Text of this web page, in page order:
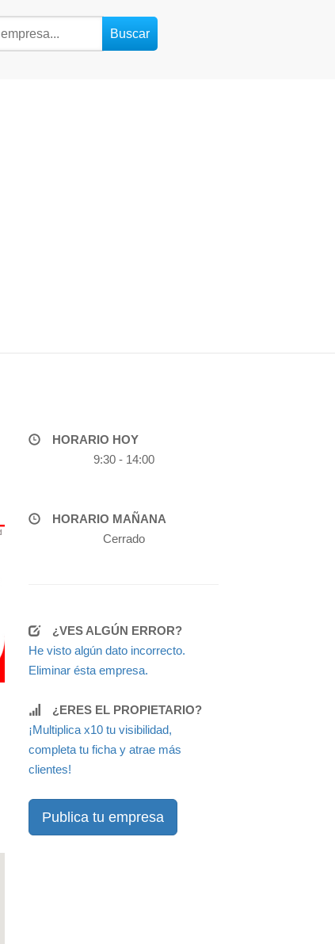
HORARIO HOY
9:30 - 14:00
HORARIO MAÑANA
Cerrado
¿VES ALGÚN ERROR?
He visto algún dato incorrecto.
Eliminar ésta empresa.
¿ERES EL PROPIETARIO?
¡Multiplica x10 tu visibilidad,
completa tu ficha y atrae más
clientes!
Publica tu empresa